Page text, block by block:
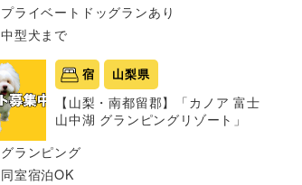
プライベートドッグランあり
中型犬まで
宿 山梨県
【山梨・南都留郡】「カノア 富士
山中湖 グランピングリゾート」
グランピング
同室宿泊OK